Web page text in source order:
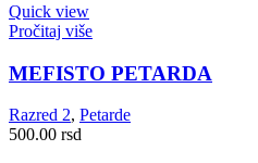
Quick view
Pročitaj više
MEFISTO PETARDA
Razred 2, Petarde
500.00 rsd